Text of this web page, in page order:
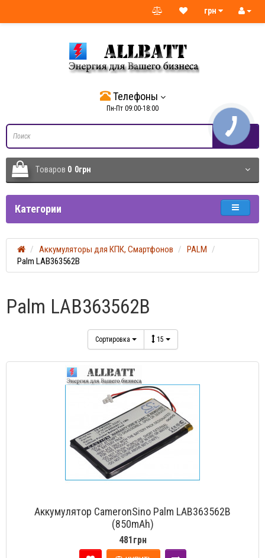
грн
Телефоны
Пн-Пт 09:00-18:00
Tоваров 0 0грн
Категории
Аккумуляторы для КПК, Смартфонов
PALM
Palm LAB363562B
Palm LAB363562B
Сортировка 15
Аккумулятор CameronSino Palm LAB363562B
(850mAh)
481грн